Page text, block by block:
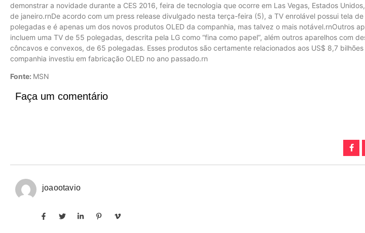
demonstrar a novidade durante a CES 2016, feira de tecnologia que ocorre em Las Vegas, Estados
de janeiro.rnDe acordo com um press release divulgado nesta terça-feira (5), a TV enrolável possui tela de
polegadas e é apenas um dos novos produtos OLED da companhia, mas talvez o mais notável.rnOutros
incluem uma TV de 55 polegadas, descrita pela LG como “fina como papel”, além outros aparelhos com
côncavos e convexos, de 65 polegadas. Esses produtos são certamente relacionados aos US$ 8,7 bilhões
companhia investiu em fabricação OLED no ano passado.rn
Fonte: MSN
Faça um comentário
joaootavio